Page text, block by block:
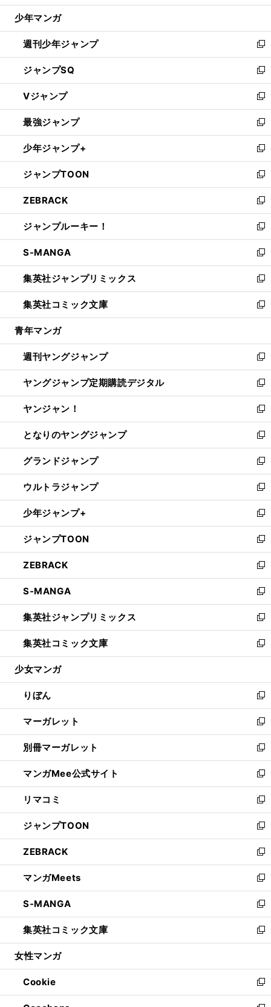
ウ
開
く
少年マンガ
週刊少年ジャンプ
新
し
い
ウ
ィ
ン
ド
ウ
で
開
く
ジャンプSQ
新
し
い
ウ
ィ
ン
ド
ウ
で
開
く
Vジャンプ
新
し
い
ウ
ィ
ン
ド
ウ
で
開
く
最強ジャンプ
新
し
い
ウ
ィ
ン
ド
ウ
で
開
く
少年ジャンプ+
新
し
い
ウ
ィ
ン
ド
ウ
で
開
く
ジャンプTOON
新
し
い
ウ
ィ
ン
ド
ウ
で
開
く
ZEBRACK
新
し
い
ウ
ィ
ン
ド
ウ
で
開
ジャンプルーキー！
新
し
い
ウ
ィ
ン
ド
ウ
開
く
S-MANGA
新
し
い
ウ
ィ
ン
ウ
で
開
く
集英社ジャンプリミックス
新
し
い
ウ
ン
ド
ウ
で
開
く
集英社コミック文庫
新
し
ウ
ィ
ン
ド
ウ
で
開
く
青年マンガ
週刊ヤングジャンプ
新
し
い
ウ
ィ
ン
ド
ウ
で
開
く
ヤングジャンプ定期購読デジタル
新
し
い
ウ
ィ
ン
ド
ウ
で
開
く
ヤンジャン！
新
し
い
ウ
ィ
ン
ド
ウ
で
開
く
となりのヤングジャンプ
新
し
い
ウ
ィ
ン
ド
ウ
で
開
く
グランドジャンプ
新
し
い
ウ
ィ
ン
ド
ウ
で
開
く
ウルトラジャンプ
新
し
い
ウ
ィ
ン
ド
ウ
で
開
く
少年ジャンプ+
新
し
い
ウ
ィ
ン
ド
ウ
で
開
く
ジャンプTOON
新
し
い
ウ
ィ
ン
ド
ウ
で
開
ZEBRACK
新
し
い
ウ
ィ
ン
ド
ウ
開
く
S-MANGA
新
し
い
ウ
ィ
ン
ウ
で
開
く
集英社ジャンプリミックス
新
し
い
ウ
ン
ド
ウ
で
開
く
集英社コミック文庫
新
し
ウ
ィ
ン
ド
ウ
で
開
く
少女マンガ
りぼん
新
し
い
ウ
ィ
ン
ド
ウ
で
開
く
マーガレット
新
し
い
ウ
ィ
ン
ド
ウ
で
開
く
別冊マーガレット
新
し
い
ウ
ィ
ン
ド
ウ
で
開
く
マンガMee公式サイト
新
し
い
ウ
ィ
ン
ド
ウ
で
開
く
リマコミ
新
し
い
ウ
ィ
ン
ド
ウ
で
開
く
ジャンプTOON
新
し
い
ウ
ィ
ン
ド
ウ
で
開
ZEBRACK
新
し
い
ウ
ィ
ン
ド
ウ
開
く
マンガMeets
新
し
い
ウ
ィ
ン
ウ
で
開
S-MANGA
新
し
い
ウ
ン
ド
ウ
集英社コミック文庫
新
し
ウ
ィ
ン
女性マンガ
Cookie
新
し